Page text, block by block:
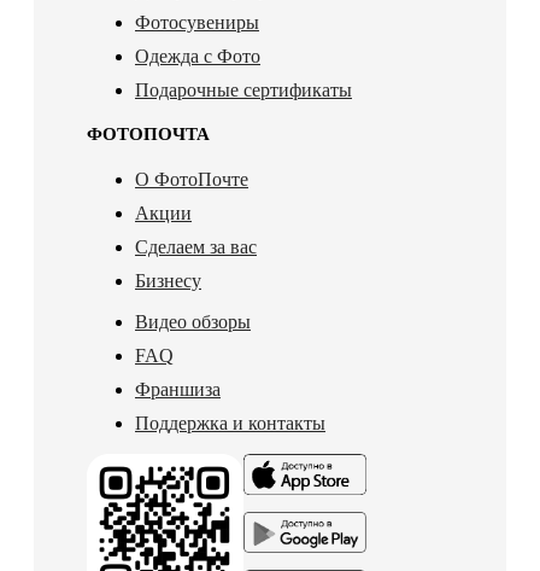
Фотосувениры
Одежда с Фото
Подарочные сертификаты
ФОТОПОЧТА
О ФотоПочте
Акции
Сделаем за вас
Бизнесу
Видео обзоры
FAQ
Франшиза
Поддержка и контакты